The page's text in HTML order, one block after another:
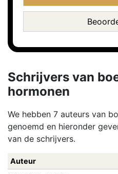
Schrijvers van
hormonen
We hebben 7 auteurs van
genoemd en hieronder
van de schrijvers.
Auteur